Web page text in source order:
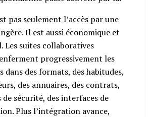
pas seulement l’accès par une
Il est aussi économique et
Les suites collaboratives
progressivement les
dans des formats, des habitudes,
des annuaires, des contrats,
de sécurité, des interfaces de
Plus l’intégration avance,